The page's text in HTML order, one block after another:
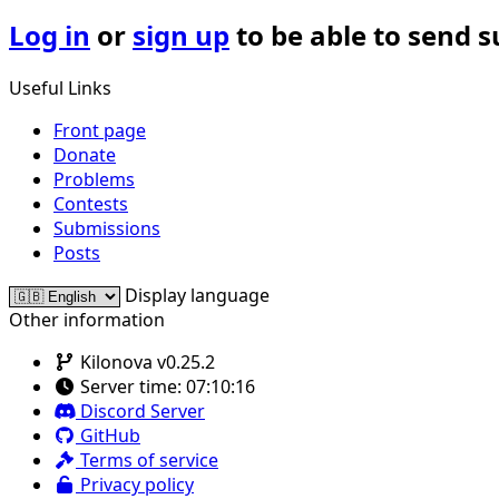
Log in or sign upto be able to send
Useful Links
Front page
Donate
Problems
Contests
Submissions
Posts
Display language
Other information
Kilonova v0.25.2
Server time: 07:10:16
Discord Server
GitHub
Terms of service
Privacy policy